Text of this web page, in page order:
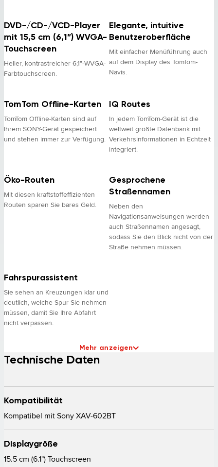
DVD-/CD-/VCD-Player
mit 15,5 cm (6,1”) WVGA-
Touchscreen
Heller, kontrastreicher 6,1"-WVGA-
Farbtouchscreen.
Elegante, intuitive
Benutzeroberfläche
Mit einfacher Menüführung auch
auf dem Display des TomTom-
Navis.
TomTom Offline-Karten
TomTom Offline-Karten sind auf
Ihrem SONY-Gerät gespeichert
und stehen immer zur Verfügung.
IQ Routes
In jedem TomTom-Gerät ist die
weltweit größte Datenbank mit
Verkehrsinformationen in Echtzeit
integriert.
Öko-Routen
Mit diesen kraftstoffeffizienten
Routen sparen Sie bares Geld.
Gesprochene
Straßennamen
Neben den
Navigationsanweisungen werden
auch Straßennamen angesagt,
sodass Sie den Blick nicht von der
Straße nehmen müssen.
Fahrspurassistent
Sie sehen an Kreuzungen klar und
deutlich, welche Spur Sie nehmen
müssen, damit Sie Ihre Abfahrt
nicht verpassen.
Mehr anzeigen
Technische Daten
Kompatibilität
Kompatibel mit Sony XAV-602BT
Displaygröße
15.5 cm (6.1") Touchscreen